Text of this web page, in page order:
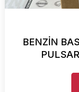
BENZİN